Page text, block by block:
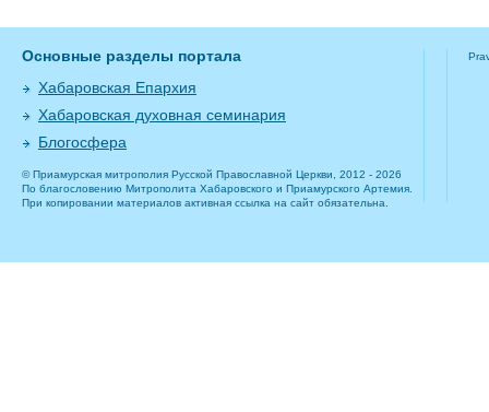
Основные разделы портала
Хабаровская Епархия
Хабаровская духовная семинария
Блогосфера
© Приамурская митрополия Русской Православной Церкви, 2012 - 2026
По благословению Митрополита Хабаровского и Приамурского Артемия.
При копировании материалов активная ссылка на сайт обязательна.